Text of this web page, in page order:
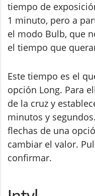
tiempo de
1 minuto, pero a
el modo Bulb, que
el tiempo que
Este tiempo es el
opción Long. Para
de la cruz y
minutos y
flechas de una
cambiar el valor.
confirmar.